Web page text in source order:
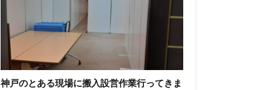
神戸のとある現場に搬入設営作業行ってきま